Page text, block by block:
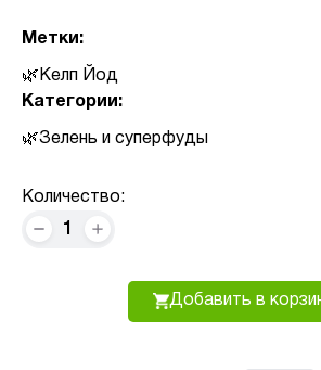
Метки:
Келп Йод
Категории:
Зелень и суперфуды
Количество:
1
Добавить в